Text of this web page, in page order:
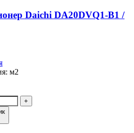
Daichi DA20DVQ1-B1 /
м2